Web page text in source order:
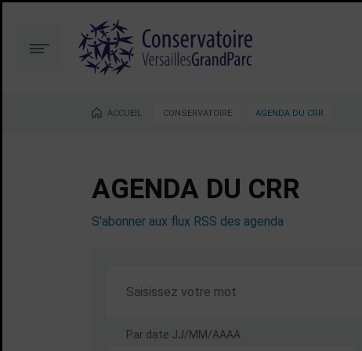
contenu
la
recherche
Menu
Vous êtes ici :
ACCUEIL CONSERVATOIRE AGENDA DU CRR
AGENDA DU CRR
S'abonner aux flux RSS des agenda
Par date JJ/MM/AAAA